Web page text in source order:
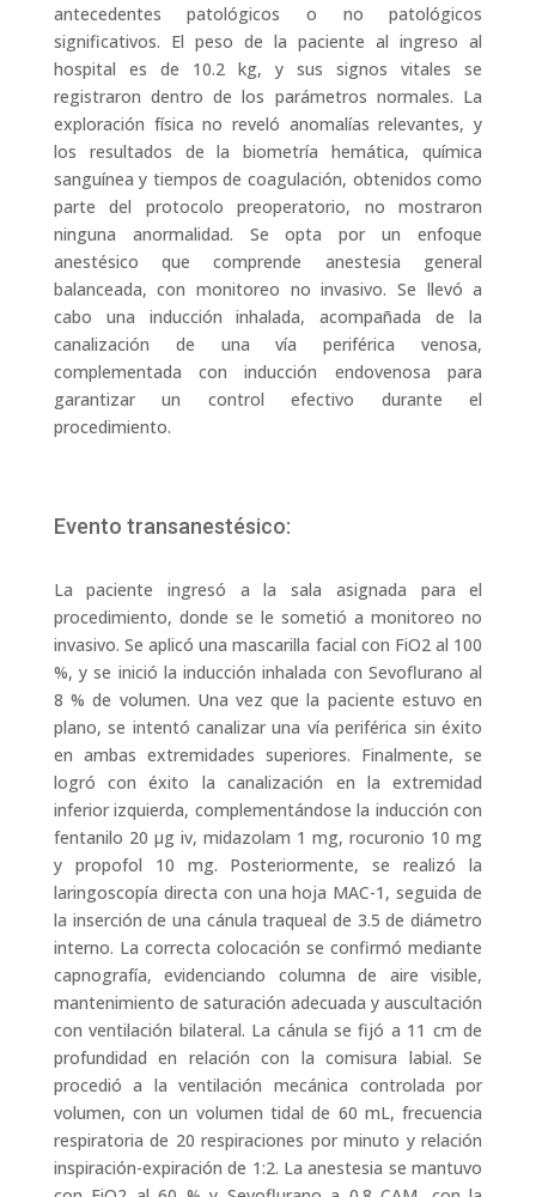
antecedentes patológicos o no patológicos
significativos. El peso de la paciente al ingreso al
hospital es de 10.2 kg, y sus signos vitales se
registraron dentro de los parámetros normales. La
exploración física no reveló anomalías relevantes, y
los resultados de la biometría hemática, química
sanguínea y tiempos de coagulación, obtenidos como
parte del protocolo preoperatorio, no mostraron
ninguna anormalidad. Se opta por un enfoque
anestésico que comprende anestesia general
balanceada, con monitoreo no invasivo. Se llevó a
cabo una inducción inhalada, acompañada de la
canalización de una vía periférica venosa,
complementada con inducción endovenosa para
garantizar un control efectivo durante el
procedimiento.
Evento transanestésico:
La paciente ingresó a la sala asignada para el
procedimiento, donde se le sometió a monitoreo no
invasivo. Se aplicó una mascarilla facial con FiO2 al 100
%, y se inició la inducción inhalada con Sevoflurano al
8 % de volumen. Una vez que la paciente estuvo en
plano, se intentó canalizar una vía periférica sin éxito
en ambas extremidades superiores. Finalmente, se
logró con éxito la canalización en la extremidad
inferior izquierda, complementándose la inducción con
fentanilo 20 μg iv, midazolam 1 mg, rocuronio 10 mg
y propofol 10 mg. Posteriormente, se realizó la
laringoscopía directa con una hoja MAC-1, seguida de
la inserción de una cánula traqueal de 3.5 de diámetro
interno. La correcta colocación se confirmó mediante
capnografía, evidenciando columna de aire visible,
mantenimiento de saturación adecuada y auscultación
con ventilación bilateral. La cánula se fijó a 11 cm de
profundidad en relación con la comisura labial. Se
procedió a la ventilación mecánica controlada por
volumen, con un volumen tidal de 60 mL, frecuencia
respiratoria de 20 respiraciones por minuto y relación
inspiración-expiración de 1:2. La anestesia se mantuvo